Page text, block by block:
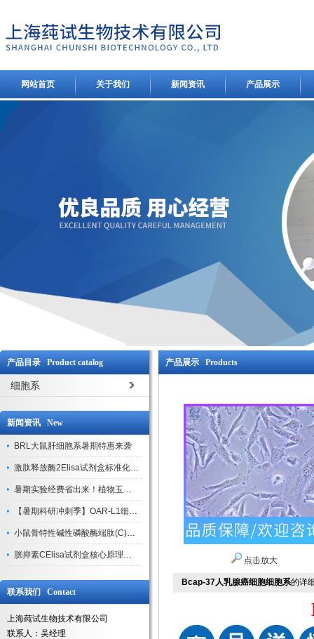
网站首页 关于我们 新闻资讯 产品展示
产品目录 Product catalog
细胞系
新闻资讯 New
BRL大鼠肝细胞系暑期特惠来袭
激肽释放酶2Elisa试剂盒标准化实验操作与质控体系解析
暑期实验经费省出来！植物玉米索核苷（ZR ）elisa酶联免疫试剂盒
【暑期科研冲刺季】OAR-L1细胞专用培养基特惠，助力实验高效突破
小鼠骨特性碱性磷酸酶端肽(C)elisa试剂盒大促，骨科研人速囤
胱抑素CElisa试剂盒核心原理、产品特性与全流程操作规范详解
联系我们 Contact
上海莼试生物技术有限公司
联系人：吴经理
产品展示 Products
点击放大
Bcap-37人乳腺癌细胞细胞系的详